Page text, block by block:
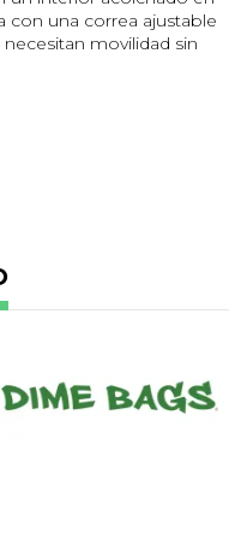
con una correa ajustable
movilidad sin